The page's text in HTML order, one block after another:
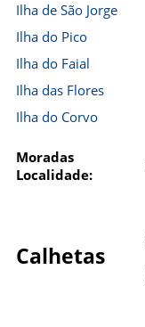
Ilha de São Jorge
Ilha do Pico
Ilha do Faial
Ilha das Flores
Ilha do Corvo
Moradas
Localidade:
Calhetas